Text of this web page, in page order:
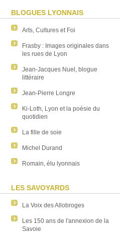
BLOGUES LYONNAIS
Arts, Cultures et Foi
Frasby : Images originales dans
les rues de Lyon
Jean-Jacques Nuel, blogue
littéraire
Jean-Pierre Longre
Ki-Loth, Lyon et la poésie du
quotidien
La fille de soie
Michel Durand
Romain, élu lyonnais
LES SAVOYARDS
La Voix des Allobroges
Les 150 ans de l'annexion de la
Savoie